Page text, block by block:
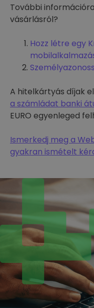
További
vásárlásról?
Hozz létre egy
A hitelkártyás díjak
a számládat banki
EURO egyenleged
Ismerkedj meg a
gyakran ismételt